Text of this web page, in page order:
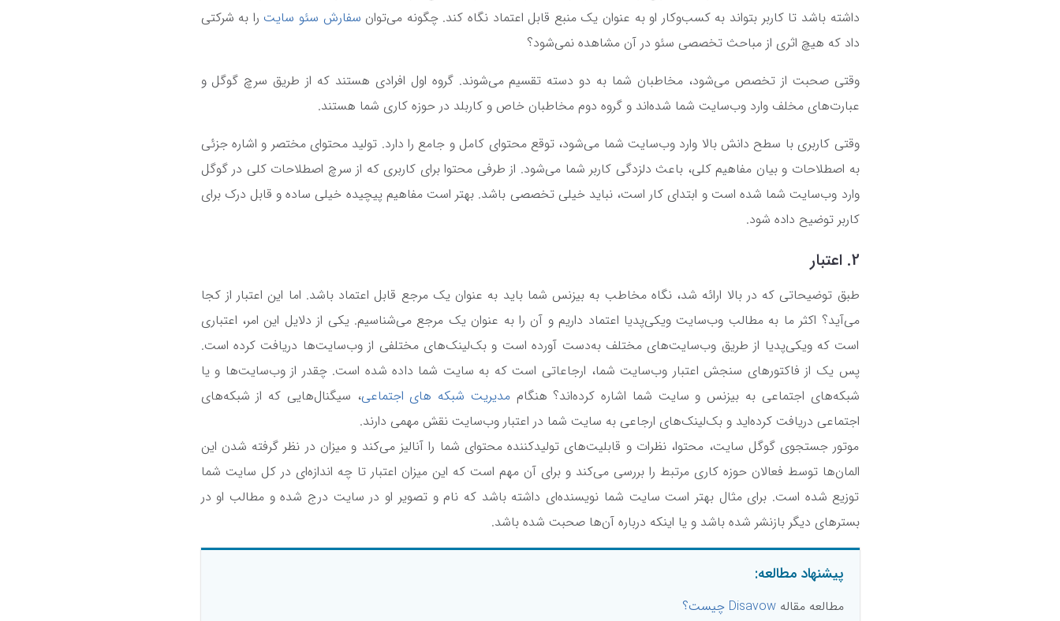
داشته باشد تا کاربر بتواند به کسب‌وکار او به عنوان یک منبع قابل اعتماد نگاه کند. چگونه می‌توان سفارش سئو سایت را به شرکتی
داد که هیچ اثری از مباحث تخصصی سئو در آن مشاهده نمی‌شود؟
وقتی صحبت از تخصص می‌شود، مخاطبان شما به دو دسته تقسیم می‌شوند. گروه اول افرادی هستند که از طریق سرچ گوگل و
عبارت‌های مخلف وارد وب‌سایت شما شده‌اند و گروه دوم مخاطبان خاص و کاربلد در حوزه کاری شما هستند.
وقتی کاربری با سطح دانش بالا وارد وب‌سایت شما می‌شود، توقع محتوای کامل و جامع را دارد. تولید محتوای مختصر و اشاره جزئی
به اصطلاحات و بیان مفاهیم کلی، باعث دلزدگی کاربر شما می‌شود. از طرفی محتوا برای کاربری که از سرچ اصطلاحات کلی در گوگل
وارد وب‌سایت شما شده است و ابتدای کار است، نباید خیلی تخصصی باشد. بهتر است مفاهیم پیچیده خیلی ساده و قابل درک برای
کاربر توضیح داده شود.
2. اعتبار
طبق توضیحاتی که در بالا ارائه شد، نگاه مخاطب به بیزنس شما باید به عنوان یک مرجع قابل اعتماد باشد. اما این اعتبار از کجا
می‌آید؟ اکثر ما به مطالب وب‌سایت ویکی‌پدیا اعتماد داریم و آن را به عنوان یک مرجع می‌شناسیم. یکی از دلایل این امر، اعتباری
است که ویکی‌پدیا از طریق وب‌سایت‌های مختلف به‌دست آورده است و بک‌لینک‌های مختلفی از وب‌سایت‌ها دریافت کرده‌ است.
پس یک از فاکتورهای سنجش اعتبار وب‌سایت شما، ارجاعاتی است که به سایت شما داده شده است. چقدر از وب‌سایت‌ها و یا
شبکه‌های اجتماعی به بیزنس و سایت شما اشاره کرده‌اند؟ هنگاممدیریت شبکه‌ های اجتماعی، سیگنال‌هایی که از شبکه‌های
اجتماعی دریافت کرده‌اید و بک‌لینک‌های ارجاعی به سایت شما در اعتبار وب‌سایت نقش مهمی دارند.
موتور جستجوی گوگل سایت، محتوا، نظرات و قابلیت‌های تولیدکننده محتوای شما را آنالیز می‌کند و میزان در نظر گرفته شدن این
المان‌ها توسط فعالان حوزه کاری مرتبط را بررسی می‌کند و برای آن مهم است که این میزان اعتبار تا چه اندازه‌ای در کل سایت شما
توزیع شده است. برای مثال بهتر است سایت شما نویسنده‌ای داشته باشد که نام و تصویر او در سایت درج شده و مطالب او در
بسترهای دیگر بازنشر شده باشد و یا اینکه درباره آن‌ها صحبت شده باشد.
پیشنهاد مطالعه:
مطالعه مقالهDisavow چیست؟